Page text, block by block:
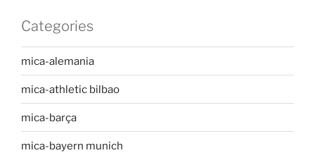
Categories
mica-alemania
mica-athletic bilbao
mica-barça
mica-bayern munich